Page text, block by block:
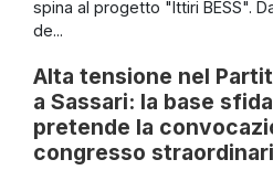
spina al progetto "Ittiri BESS".
de...
Alta tensione nel
a Sassari: la base
pretende la
congresso